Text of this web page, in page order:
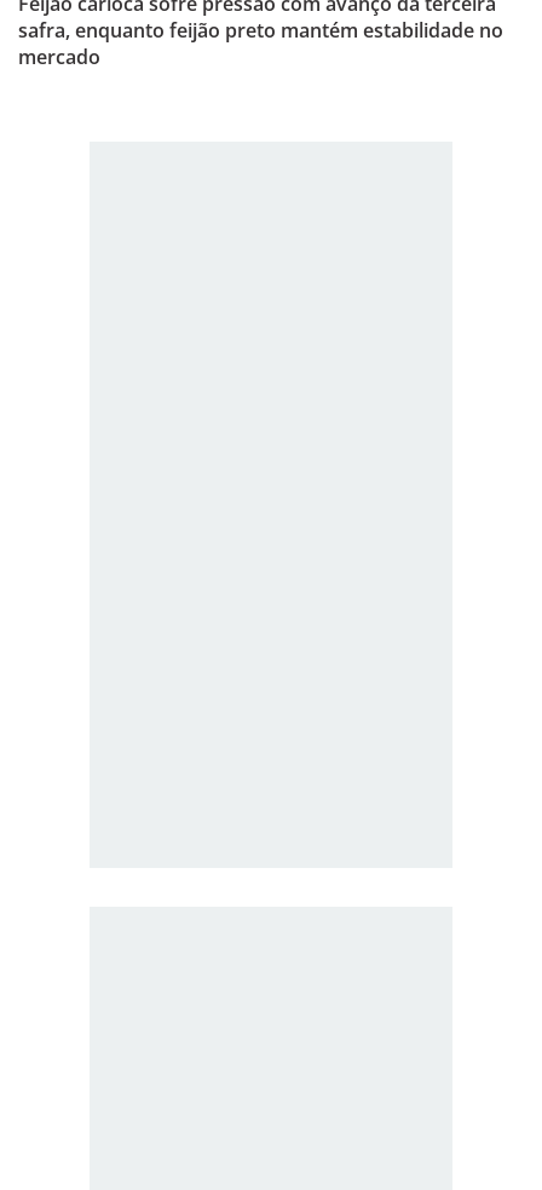
safra, enquanto feijão preto mantém estabilidade no
mercado